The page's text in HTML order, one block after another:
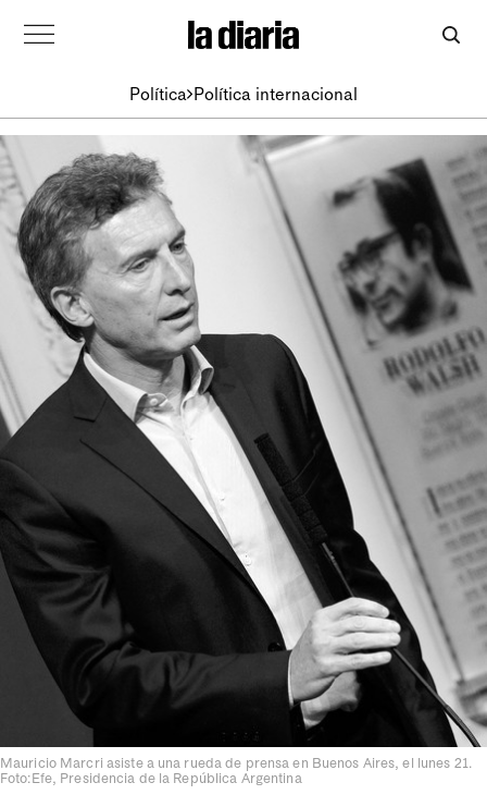
Política Política internacional
Mauricio Marcri asiste a una rueda de prensa en Buenos Aires, el lunes 21.
Foto:Efe, Presidencia de la República Argentina